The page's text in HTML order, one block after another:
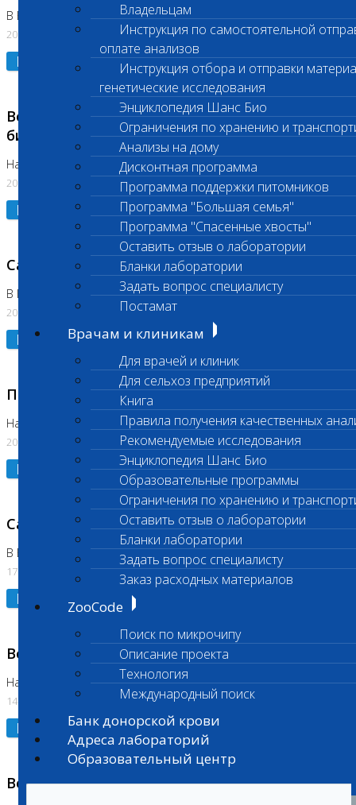
Владельцам
Инструкция по самостоятельной
оплате анализов
Инструкция отбора и отправки
генетические исследования
Энциклопедия Шанс Био
Ограничения по хранению и
Анализы на дому
Дисконтная программа
Программа поддержки питомников
Программа "Большая семья"
Программа "Спасенные хвосты"
Оставить отзыв о лаборатории
Бланки лаборатории
Задать вопрос специалисту
Постамат
Врачам и клиникам
Для врачей и клиник
Для сельхоз предприятий
Книга
Правила получения качественных
Рекомендуемые исследования
Энциклопедия Шанс Био
Образовательные программы
Ограничения по хранению и
Оставить отзыв о лаборатории
Бланки лаборатории
Задать вопрос специалисту
Заказ расходных материалов
ZooCode
Поиск по микрочипу
Описание проекта
Технология
Международный поиск
Банк донорской крови
Адреса лабораторий
Образовательный центр
В Бутово 21.07.2026
20.07.2026
Подробнее
Возобновлено выполнение срочных
биохимических исследований
На Нагорной
20.07.2026
Подробнее
Санитарный день
В Коломне 20.07.2026
20.07.2026
Подробнее
Приостановлено выполнение исследования
На Нагорной
20.07.2026
Подробнее
Санитарный день
В Бутово
17.07.2026
Подробнее
Возобновлено выполнение исследования
На Нагорной (Код 961, 962)
14.07.2026
Подробнее
Возобновлено выполнение исследования